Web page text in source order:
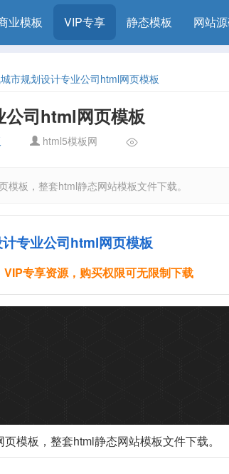
业模板 VIP专享 静态模板 网站
市规划设计专业公司html网页模板
公司html网页模板
html5模板网
板，整套html静态网站模板文件下载。
专业公司html网页模板
专享资源，购买权限可无限制下载
模板，整套html静态网站模板文件下载。